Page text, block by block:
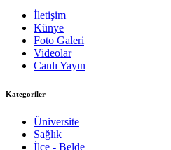
İletişim
Künye
Foto Galeri
Videolar
Canlı Yayın
Kategoriler
Üniversite
Sağlık
İlçe - Belde